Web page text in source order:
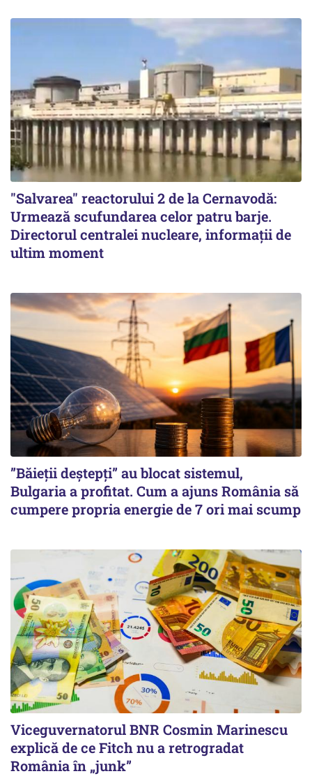
"Salvarea" reactorului 2 de la Cernavodă:
Urmează scufundarea celor patru barje.
Directorul centralei nucleare, informații de
ultim moment
”Băieții deștepți” au blocat sistemul,
Bulgaria a profitat. Cum a ajuns România să
cumpere propria energie de 7 ori mai scump
Viceguvernatorul BNR Cosmin Marinescu
explică de ce Fitch nu a retrogradat
România în „junk”